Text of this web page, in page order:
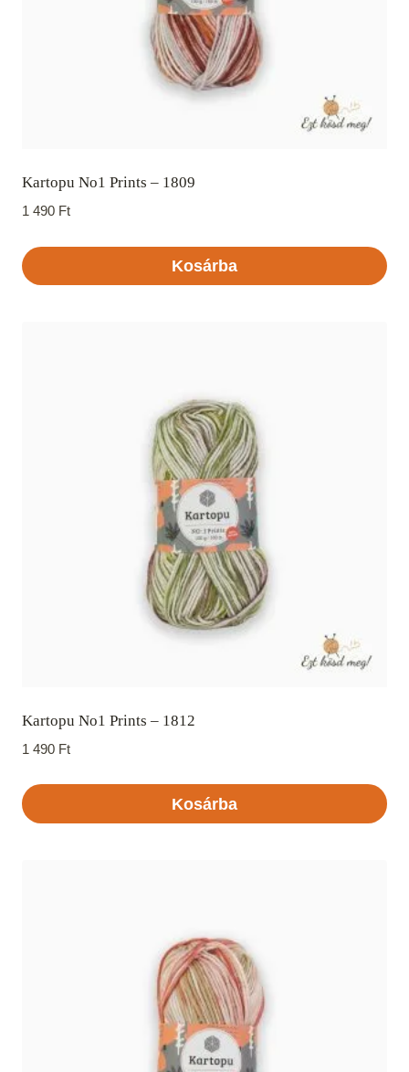
Kartopu No1 Prints – 1809
1 490 Ft
Kosárba
Kartopu No1 Prints – 1812
1 490 Ft
Kosárba